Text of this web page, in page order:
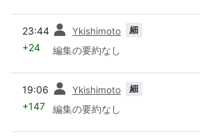
23:44 Ykishimoto 細
+24 編集の要約なし
19:06 Ykishimoto 細
+147 編集の要約なし